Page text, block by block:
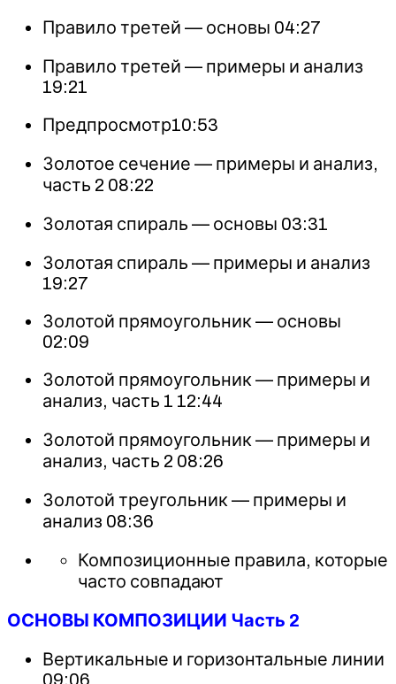
Правило третей — основы 04:27
Правило третей — примеры и анализ
19:21
Предпросмотр10:53
Золотое сечение — примеры и анализ,
часть 2 08:22
Золотая спираль — основы 03:31
Золотая спираль — примеры и анализ
19:27
Золотой прямоугольник — основы
02:09
Золотой прямоугольник — примеры и
анализ, часть 1 12:44
Золотой прямоугольник — примеры и
анализ, часть 2 08:26
Золотой треугольник — примеры и
анализ 08:36
Композиционные правила, которые
часто совпадают
ОСНОВЫ КОМПОЗИЦИИ Часть 2
Вертикальные и горизонтальные линии
09:06